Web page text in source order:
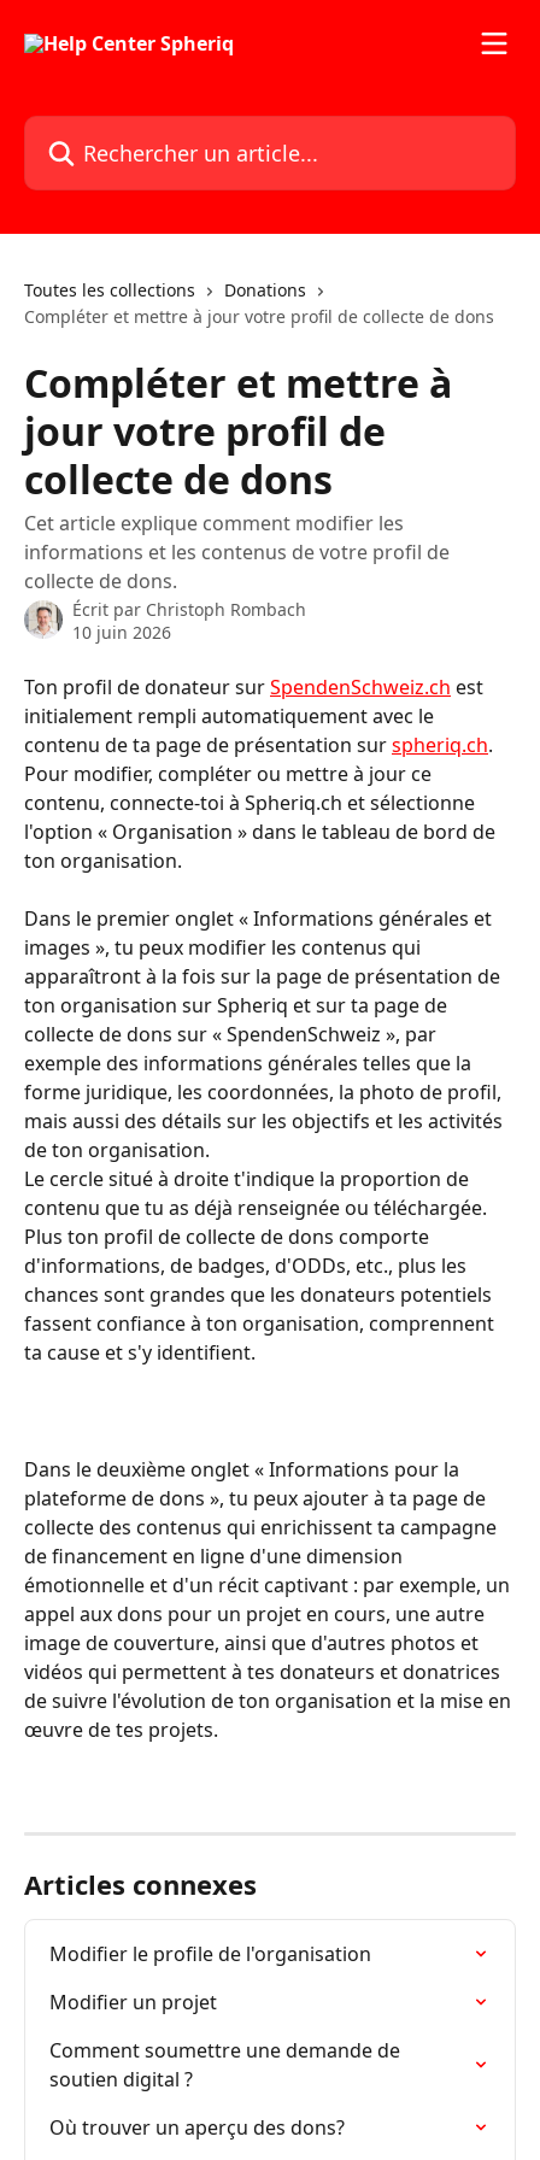
Rechercher un article...
Toutes les collections
Donations
Compléter et mettre à jour votre profil de collecte de dons
Compléter et mettre à
jour votre profil de
collecte de dons
Cet article explique comment modifier les
informations et les contenus de votre profil de
collecte de dons.
Écrit par Christoph Rombach
10 juin 2026
Ton profil de donateur sur SpendenSchweiz.ch est
initialement rempli automatiquement avec le
contenu de ta page de présentation sur spheriq.ch.
Pour modifier, compléter ou mettre à jour ce
contenu, connecte-toi à Spheriq.ch et sélectionne
l'option « Organisation » dans le tableau de bord de
ton organisation.
Dans le premier onglet « Informations générales et
images », tu peux modifier les contenus qui
apparaîtront à la fois sur la page de présentation de
ton organisation sur Spheriq et sur ta page de
collecte de dons sur « SpendenSchweiz », par
exemple des informations générales telles que la
forme juridique, les coordonnées, la photo de profil,
mais aussi des détails sur les objectifs et les activités
de ton organisation.
Le cercle situé à droite t'indique la proportion de
contenu que tu as déjà renseignée ou téléchargée.
Plus ton profil de collecte de dons comporte
d'informations, de badges, d'ODDs, etc., plus les
chances sont grandes que les donateurs potentiels
fassent confiance à ton organisation, comprennent
ta cause et s'y identifient.
Dans le deuxième onglet « Informations pour la
plateforme de dons », tu peux ajouter à ta page de
collecte des contenus qui enrichissent ta campagne
de financement en ligne d'une dimension
émotionnelle et d'un récit captivant : par exemple, un
appel aux dons pour un projet en cours, une autre
image de couverture, ainsi que d'autres photos et
vidéos qui permettent à tes donateurs et donatrices
de suivre l'évolution de ton organisation et la mise en
œuvre de tes projets.
Articles connexes
Modifier le profile de l'organisation
Modifier un projet
Comment soumettre une demande de
soutien digital ?
Où trouver un aperçu des dons?